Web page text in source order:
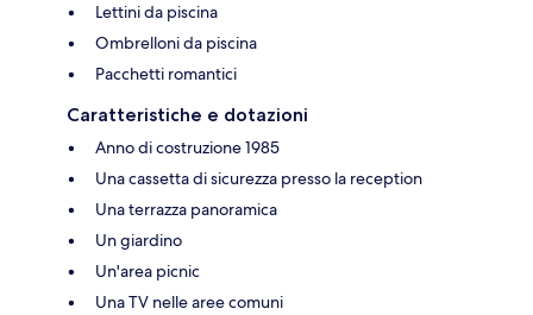
Lettini da piscina
Ombrelloni da piscina
Pacchetti romantici
Caratteristiche e dotazioni
Anno di costruzione 1985
Una cassetta di sicurezza presso la reception
Una terrazza panoramica
Un giardino
Un'area picnic
Una TV nelle aree comuni